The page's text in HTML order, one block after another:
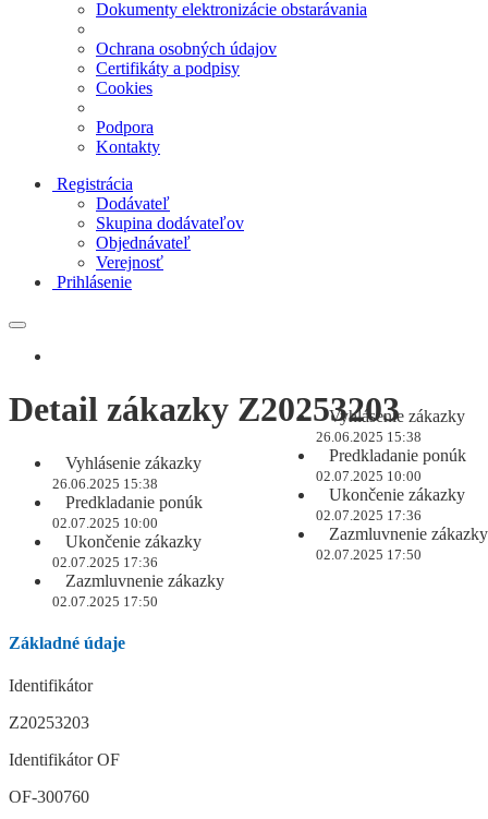
Dokumenty elektronizácie obstarávania
Ochrana osobných údajov
Certifikáty a podpisy
Cookies
Podpora
Kontakty
Registrácia
Dodávateľ
Skupina dodávateľov
Objednávateľ
Verejnosť
Prihlásenie
Vyhlásenie zákazky
26.06.2025 15:38
Predkladanie ponúk
02.07.2025 10:00
Ukončenie zákazky
02.07.2025 17:36
Zazmluvnenie zákazky
02.07.2025 17:50
Detail zákazky Z20253203
Vyhlásenie zákazky
26.06.2025 15:38
Predkladanie ponúk
02.07.2025 10:00
Ukončenie zákazky
02.07.2025 17:36
Zazmluvnenie zákazky
02.07.2025 17:50
Základné údaje
Identifikátor
Z20253203
Identifikátor OF
OF-300760